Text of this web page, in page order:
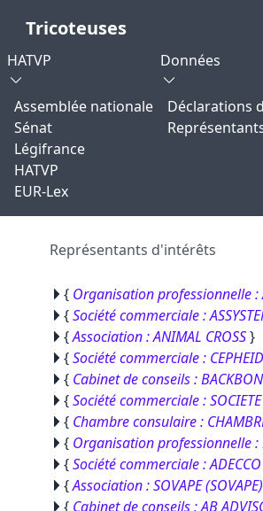
Tricoteuses
HATVP
Assemblée nationale
Sénat
Légifrance
HATVP
EUR-Lex
Données
Déclarations
Représentants d'intérêts
{ Organisation professionnelle :
{Société commerciale :
{Association : ANIMAL CROSS}
{Société commerciale :
{ Cabinet de conseils :
{Société commerciale : SOCIETE
{ Chambre consulaire :
{ Organisation professionnelle :
{Société commerciale :
{Association : SOVAPE (SOVAPE)
{ Cabinet de conseils : AB